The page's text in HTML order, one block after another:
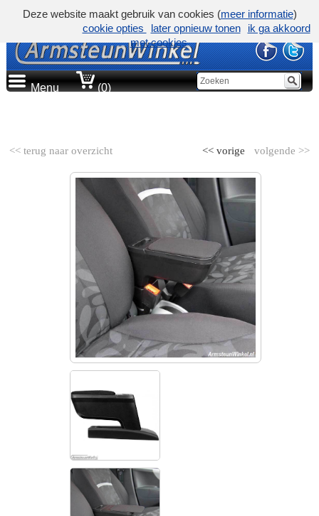
Menu (0)
<< terug naar overzicht volgende >>
<< vorige
Deze website maakt gebruik van cookies (meer informatie)
cookie opties
later opnieuw tonen
ik ga akkoord
met cookies